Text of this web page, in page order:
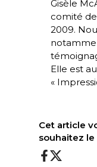
Gisèle
comité
2009.
Elle est
«
Cet article
souhaitez